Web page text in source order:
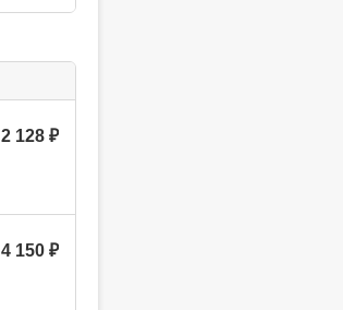
2 128
4 150